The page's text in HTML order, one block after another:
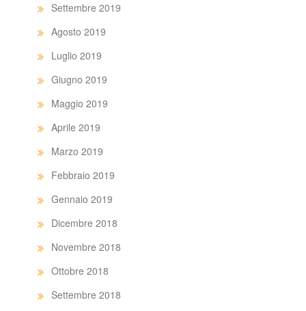
Settembre 2019
Agosto 2019
Luglio 2019
Giugno 2019
Maggio 2019
Aprile 2019
Marzo 2019
Febbraio 2019
Gennaio 2019
Dicembre 2018
Novembre 2018
Ottobre 2018
Settembre 2018